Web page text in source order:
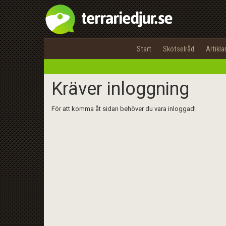
Start Skötselråd Artiklar
Kräver inloggning
För att komma åt sidan behöver du vara inloggad!